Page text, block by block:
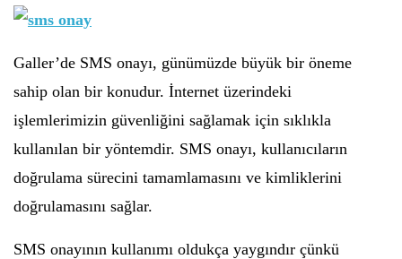
Galler’de SMS onayı, günümüzde büyük bir öneme
sahip olan bir konudur. İnternet üzerindeki
işlemlerimizin güvenliğini sağlamak için sıklıkla
kullanılan bir yöntemdir. SMS onayı, kullanıcıların
doğrulama sürecini tamamlamasını ve kimliklerini
doğrulamasını sağlar.
SMS onayının kullanımı oldukça yaygındır çünkü